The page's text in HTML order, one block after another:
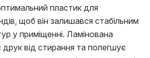
пластик для
щоб він залишався стабільним
у приміщенні. Ламінована
від стирання та полегшує